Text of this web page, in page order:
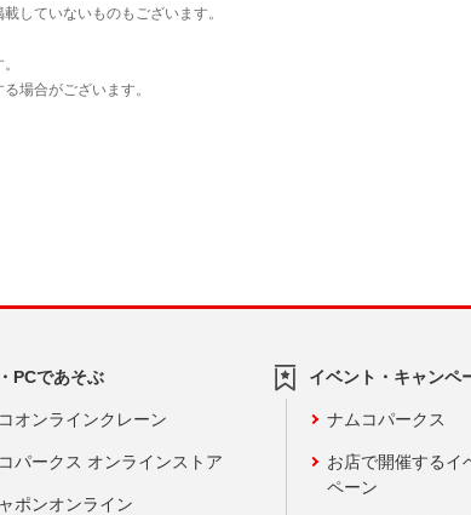
PCであそぶ
オンラインクレーン
パークス オンラインストア
ポンオンライン
イベント・キャンペ
ナムコパークス
お店で開催するイ
ペーン